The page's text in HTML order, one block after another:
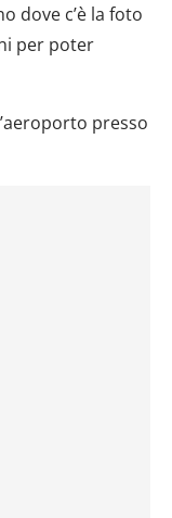
dove c’è la foto
per poter
presso